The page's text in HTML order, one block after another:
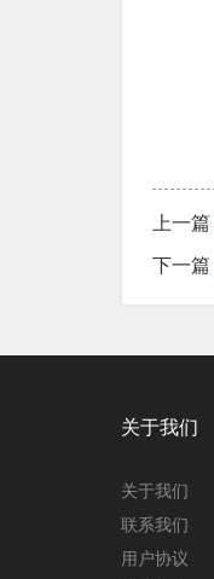
上一篇
下一篇
关于我们
关于我们
联系我们
用户协议